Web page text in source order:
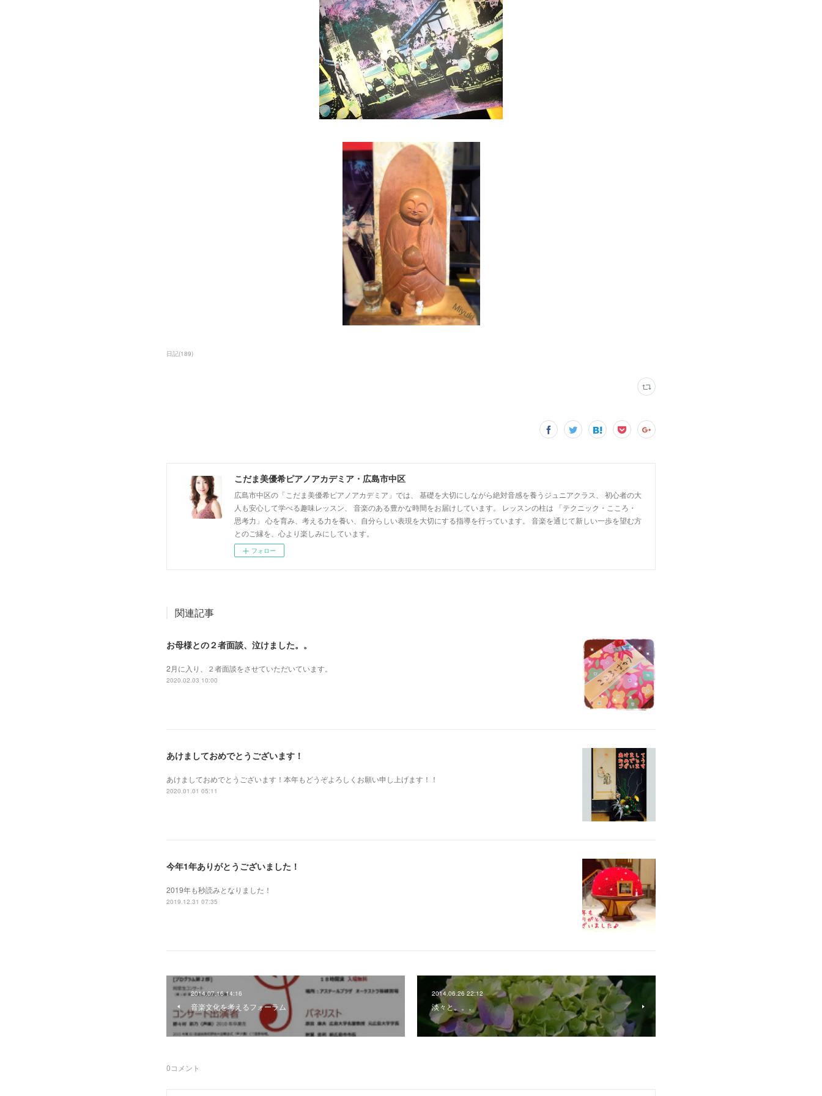
日記(189)
こだま美優希ピアノアカデミア・広島市中区
広島市中区の「こだま美優希ピアノアカデミア」では、 基礎を大切にしながら絶対音感を養うジュニアクラス、 初心者の大
人も安心して学べる趣味レッスン、 音楽のある豊かな時間をお届けしています。 レッスンの柱は 「テクニック・こころ・
思考力」 心を育み、考える力を養い、自分らしい表現を大切にする指導を行っています。 音楽を通じて新しい一歩を望む方
とのご縁を、心より楽しみにしています。
フォロー
関連記事
お母様との２者面談、泣けました。。
2月に入り、２者面談をさせていただいています。
2020.02.03 10:00
あけましておめでとうございます！
あけましておめでとうございます！本年もどうぞよろしくお願い申し上げます！！
2020.01.01 05:11
今年1年ありがとうございました！
2019年も秒読みとなりました！
2019.12.31 07:35
2014.07.16 14:16
音楽文化を考えるフォーラム
2014.06.26 22:12
淡々と。。。
0コメント